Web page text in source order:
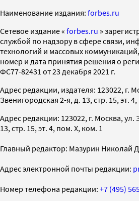
Наименование издания: forbes.ru
Cетевое издание « forbes.ru »
службой по надзору в сфере связи,
технологий и массовых
номер и дата принятия решения о
ФС77-82431 от 23 декабря 2021 г.
Адрес редакции, издателя: 123022, г.
Звенигородская 2-я, д. 13, стр. 15, эт.
Адрес редакции: 123022, г. Москва, ул.
13, стр. 15, эт. 4, пом. X, ком. 1
Главный редактор: Мазурин Николай
Адрес электронной почты редакции:
Номер телефона редакции: +7 (495)